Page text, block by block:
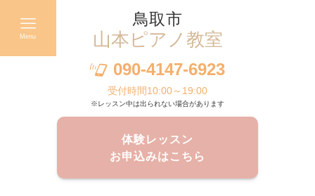
鳥取市
山本ピアノ教室
Menu
090-4147-6923
受付時間10:00～19:00
※レッスン中は出られない場合があります
体験レッスン
お申込みはこちら